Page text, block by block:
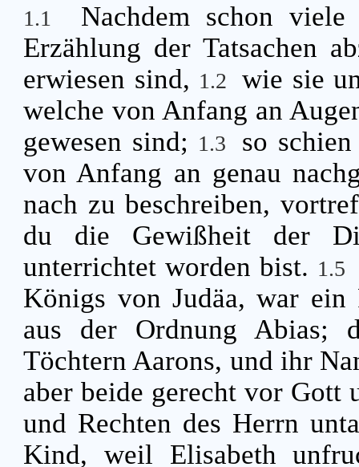
1.1
Nachdem schon
Erzählung der Tatsachen
erwiesen sind, 1.2
wie sie
welche von Anfang an
gewesen sind; 1.3
so
von Anfang an genau
nach zu beschreiben,
du die Gewißheit der
unterrichtet worden bist. 1.5
Königs von Judäa, war ein
aus der Ordnung Abias;
Töchtern Aarons, und ihr
aber beide gerecht vor Gott
und Rechten des Herrn
Kind, weil Elisabeth